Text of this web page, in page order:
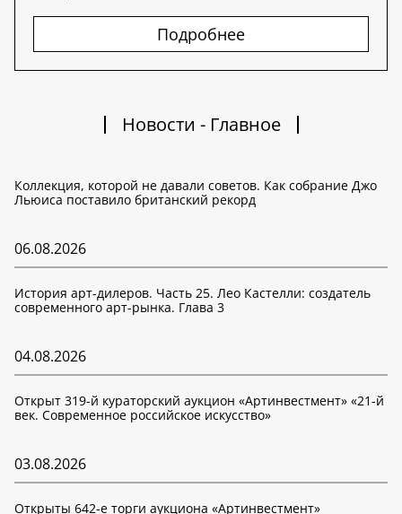
Подробнее
Новости - Главное
Коллекция, которой не давали советов. Как собрание Джо
Льюиса поставило британский рекорд
06.08.2026
История арт-дилеров. Часть 25. Лео Кастелли: создатель
современного арт-рынка. Глава 3
04.08.2026
Открыт 319-й кураторский аукцион «Артинвестмент» «21-й
век. Современное российское искусство»
03.08.2026
Открыты 642-е торги аукциона «Артинвестмент»